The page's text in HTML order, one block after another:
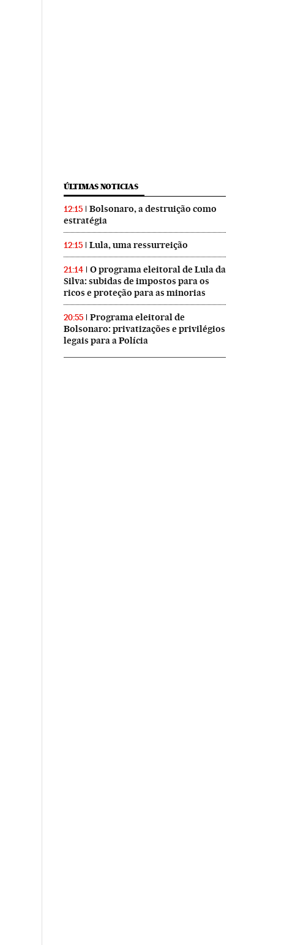
ÚLTIMAS NOTICIAS
12:15
Bolsonaro, a destruição como
estratégia
12:15 Lula, uma ressurreição
21:14
O programa eleitoral de Lula da
Silva: subidas de impostos para os
ricos e proteção para as minorias
20:55
Programa eleitoral de
Bolsonaro: privatizações e privilégios
legais para a Polícia